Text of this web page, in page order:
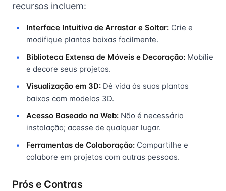
recursos incluem:
Interface Intuitiva de Arrastar e Soltar: Crie e
modifique plantas baixas facilmente.
Biblioteca Extensa de Móveis e Decoração: Mobílie
e decore seus projetos.
Visualização em 3D: Dê vida às suas plantas
baixas com modelos 3D.
Acesso Baseado na Web: Não é necessária
instalação; acesse de qualquer lugar.
Ferramentas de Colaboração: Compartilhe e
colabore em projetos com outras pessoas.
Prós e Contras